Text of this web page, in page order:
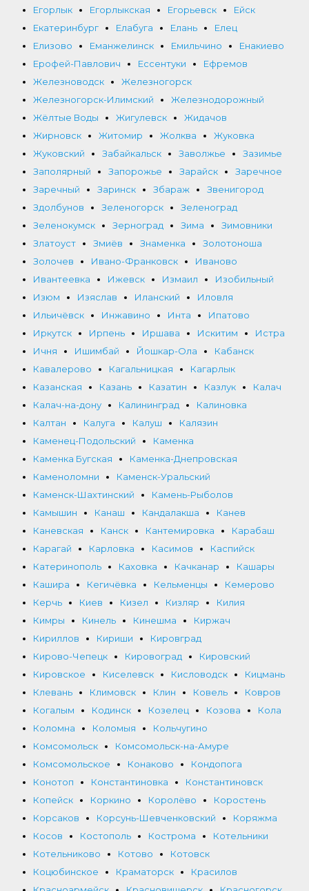
Егорлык
Егорлыкская Егорьевск
Ейск
Екатеринбург
Елабуга Елань
Елец
Елизово
Еманжелинск Емильчино
Енакиево
Ерофей-Павлович
Ессентуки
Ефремов
Железноводск
Железногорск
Железногорск-Илимский
Железнодорожный
Жёлтые Воды
Жигулевск
Жидачов
Жирновск
Житомир Жолква
Жуковка
Жуковский
Забайкальск Заволжье
Зазимье
Заполярный
Запорожье Зарайск
Заречное
Заречный
Заринск Збараж
Звенигород
Здолбунов
Зеленогорск
Зеленоград
Зеленокумск
Зерноград Зима
Зимовники
Златоуст
Змиёв Знаменка
Золотоноша
Золочев
Ивано-Франковск
Иваново
Ивантеевка
Ижевск Измаил
Изобильный
Изюм
Изяслав Иланский
Иловля
Ильичёвск
Инжавино Инта
Ипатово
Иркутск
Ирпень Иршава Искитим
Истра
Ичня
Ишимбай Йошкар-Ола
Кабанск
Кавалерово
Кагальницкая
Кагарлык
Казанская
Казань Казатин Казлук
Калач
Калач-на-дону
Калининград
Калиновка
Калтан
Калуга Калуш
Калязин
Каменец-Подольский
Каменка
Каменка Бугская
Каменка-Днепровская
Каменоломни
Каменск-Уральский
Каменск-Шахтинский
Камень-Рыболов
Камышин
Канаш Кандалакша
Канев
Каневская
Канск Кантемировка
Карабаш
Карагай
Карловка Касимов
Каспийск
Катеринополь
Каховка Качканар
Кашары
Кашира
Кегичёвка Кельменцы
Кемерово
Керчь
Киев Кизел Кизляр
Килия
Кимры
Кинель Кинешма
Киржач
Кириллов
Кириши
Кировград
Кирово-Чепецк
Кировоград
Кировский
Кировское
Киселевск Кисловодск
Кицмань
Клевань
Климовск Клин Ковель
Ковров
Когалым
Кодинск Козелец Козова
Кола
Коломна
Коломыя
Кольчугино
Комсомольск
Комсомольск-на-Амуре
Комсомольское
Конаково
Кондопога
Конотоп
Константиновка
Константиновск
Копейск
Коркино Королёво
Коростень
Корсаков
Корсунь-Шевченковский
Коряжма
Косов
Костополь Кострома
Котельники
Котельниково
Котово
Котовск
Коцюбинское
Краматорск
Красилов